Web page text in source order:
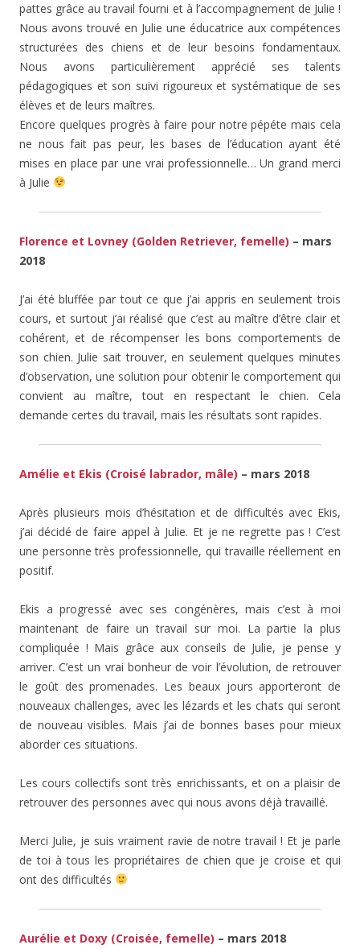
pattes grâce au travail fourni et à l’accompagnement de Julie !
Nous avons trouvé en Julie une éducatrice aux compétences
structurées des chiens et de leur besoins fondamentaux.
Nous avons particulièrement apprécié ses talents
pédagogiques et son suivi rigoureux et systématique de ses
élèves et de leurs maîtres.
Encore quelques progrès à faire pour notre pépéte mais cela
ne nous fait pas peur, les bases de l’éducation ayant été
mises en place par une vrai professionnelle… Un grand merci
à Julie
Florence et Lovney (Golden Retriever, femelle) – mars
2018
J’ai été bluffée par tout ce que j’ai appris en seulement trois
cours, et surtout j’ai réalisé que c’est au maître d’être clair et
cohérent, et de récompenser les bons comportements de
son chien. Julie sait trouver, en seulement quelques minutes
d’observation, une solution pour obtenir le comportement qui
convient au maître, tout en respectant le chien. Cela
demande certes du travail, mais les résultats sont rapides.
Amélie et Ekis (Croisé labrador, mâle) – mars 2018
Après plusieurs mois d’hésitation et de difficultés avec Ekis,
j’ai décidé de faire appel à Julie. Et je ne regrette pas ! C’est
une personne très professionnelle, qui travaille réellement en
positif.
Ekis a progressé avec ses congénères, mais c’est à moi
maintenant de faire un travail sur moi. La partie la plus
compliquée ! Mais grâce aux conseils de Julie, je pense y
arriver. C’est un vrai bonheur de voir l’évolution, de retrouver
le goût des promenades. Les beaux jours apporteront de
nouveaux challenges, avec les lézards et les chats qui seront
de nouveau visibles. Mais j’ai de bonnes bases pour mieux
aborder ces situations.
Les cours collectifs sont très enrichissants, et on a plaisir de
retrouver des personnes avec qui nous avons déjà travaillé.
Merci Julie, je suis vraiment ravie de notre travail ! Et je parle
de toi à tous les propriétaires de chien que je croise et qui
ont des difficultés
Aurélie et Doxy (Croisée, femelle) – mars 2018